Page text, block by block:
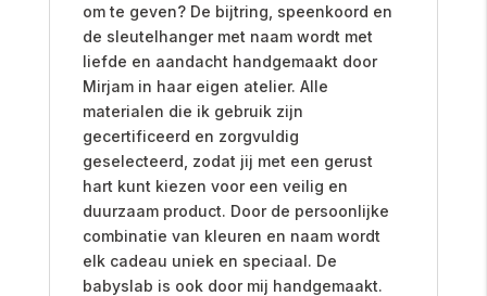
om te geven? De bijtring, speenkoord en
de sleutelhanger met naam wordt met
liefde en aandacht handgemaakt door
Mirjam in haar eigen atelier. Alle
materialen die ik gebruik zijn
gecertificeerd en zorgvuldig
geselecteerd, zodat jij met een gerust
hart kunt kiezen voor een veilig en
duurzaam product. Door de persoonlijke
combinatie van kleuren en naam wordt
elk cadeau uniek en speciaal. De
babyslab is ook door mij handgemaakt.